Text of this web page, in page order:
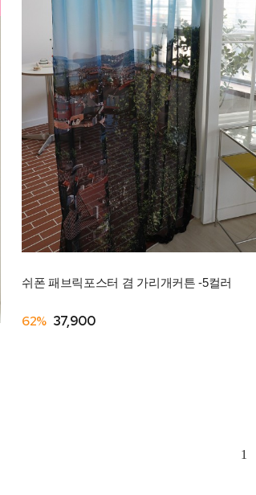
쉬폰 패브릭포스터 겸 가리개커튼 -5컬러
62% 37,900
1